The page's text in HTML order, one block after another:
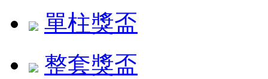
單柱獎盃
整套獎盃